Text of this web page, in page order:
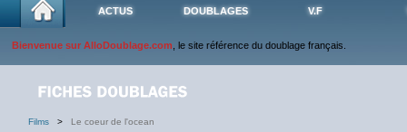
ACTUS DOUBLAGES V.F
Bienvenue sur AlloDoublage.com , le site référence du doublage français.
Films > Le coeur de l'ocean